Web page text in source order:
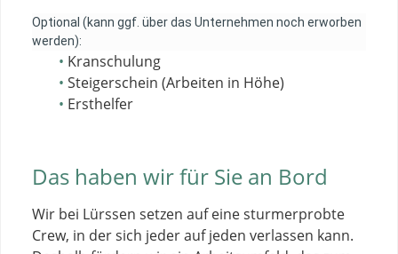
Optional (kann ggf. über das Unternehmen noch erworben
werden):
Kranschulung
Steigerschein (Arbeiten in Höhe)
Ersthelfer
Das haben wir für Sie an Bord
Wir bei Lürssen setzen auf eine sturmerprobte
Crew, in der sich jeder auf jeden verlassen kann.